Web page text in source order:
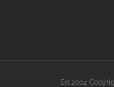
Est.2004